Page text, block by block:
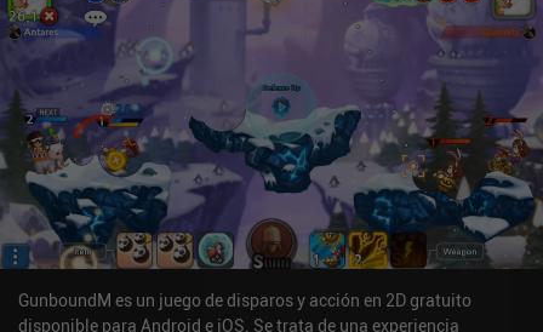
GunboundM es un juego de disparos y acción en 2D gratuito
disponible para Android e iOS. Se trata de una experiencia